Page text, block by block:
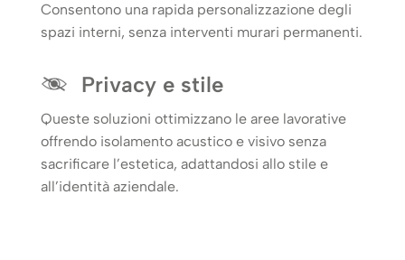
Consentono una rapida personalizzazione degli
spazi interni, senza interventi murari permanenti.
Privacy e stile
Queste soluzioni ottimizzano le aree lavorative
offrendo isolamento acustico e visivo senza
sacrificare l’estetica, adattandosi allo stile e
all’identità aziendale.